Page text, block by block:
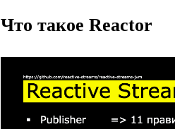
Что такое Reactor